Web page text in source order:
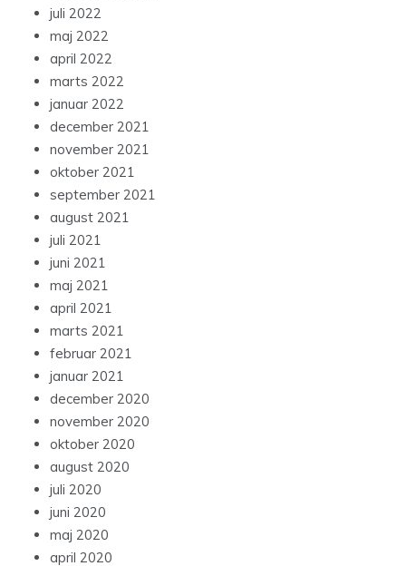
juli 2022
maj 2022
april 2022
marts 2022
januar 2022
december 2021
november 2021
oktober 2021
september 2021
august 2021
juli 2021
juni 2021
maj 2021
april 2021
marts 2021
februar 2021
januar 2021
december 2020
november 2020
oktober 2020
august 2020
juli 2020
juni 2020
maj 2020
april 2020